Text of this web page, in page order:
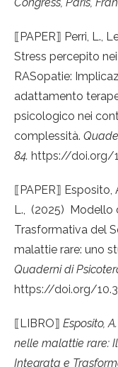
⟦PAPER⟧ Perri, L.,
Stress percepito
RASopatie:
adattamento
psicologico nei
complessità.
84. https://doi.org/
⟦PAPER⟧ Esposito,
L., (2025) Modello
Trasformativa del
malattie rare: uno
Quaderni di
https://doi.org/
⟦LIBRO⟧ Esposito,
nelle malattie rare:
Integrata e